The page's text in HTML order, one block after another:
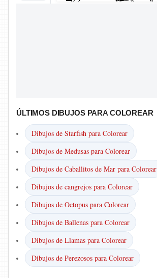
ÚLTIMOS DIBUJOS PARA COLOREAR
Dibujos de Starfish para Colorear
Dibujos de Medusas para Colorear
Dibujos de Caballitos de Mar para Colorear
Dibujos de cangrejos para Colorear
Dibujos de Octopus para Colorear
Dibujos de Ballenas para Colorear
Dibujos de Llamas para Colorear
Dibujos de Perezosos para Colorear